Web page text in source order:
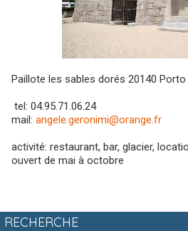
Paillote les sables dorés 20140
tel: 04.95.71.06.24
mail: angele.geronimi@orange.fr
activité: restaurant, bar, glacier,
ouvert de mai à octobre
RECHERCHE